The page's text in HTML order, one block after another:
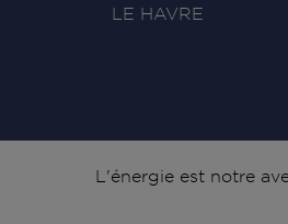
LE HAVRE
Signature
L'énergie est notre